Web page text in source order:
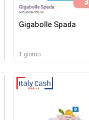
Gigabolle Spada
1 giorno